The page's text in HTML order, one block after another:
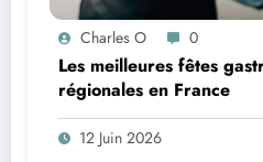
Charles O 0
Les meilleures fêtes
régionales en France
12 Juin 2026